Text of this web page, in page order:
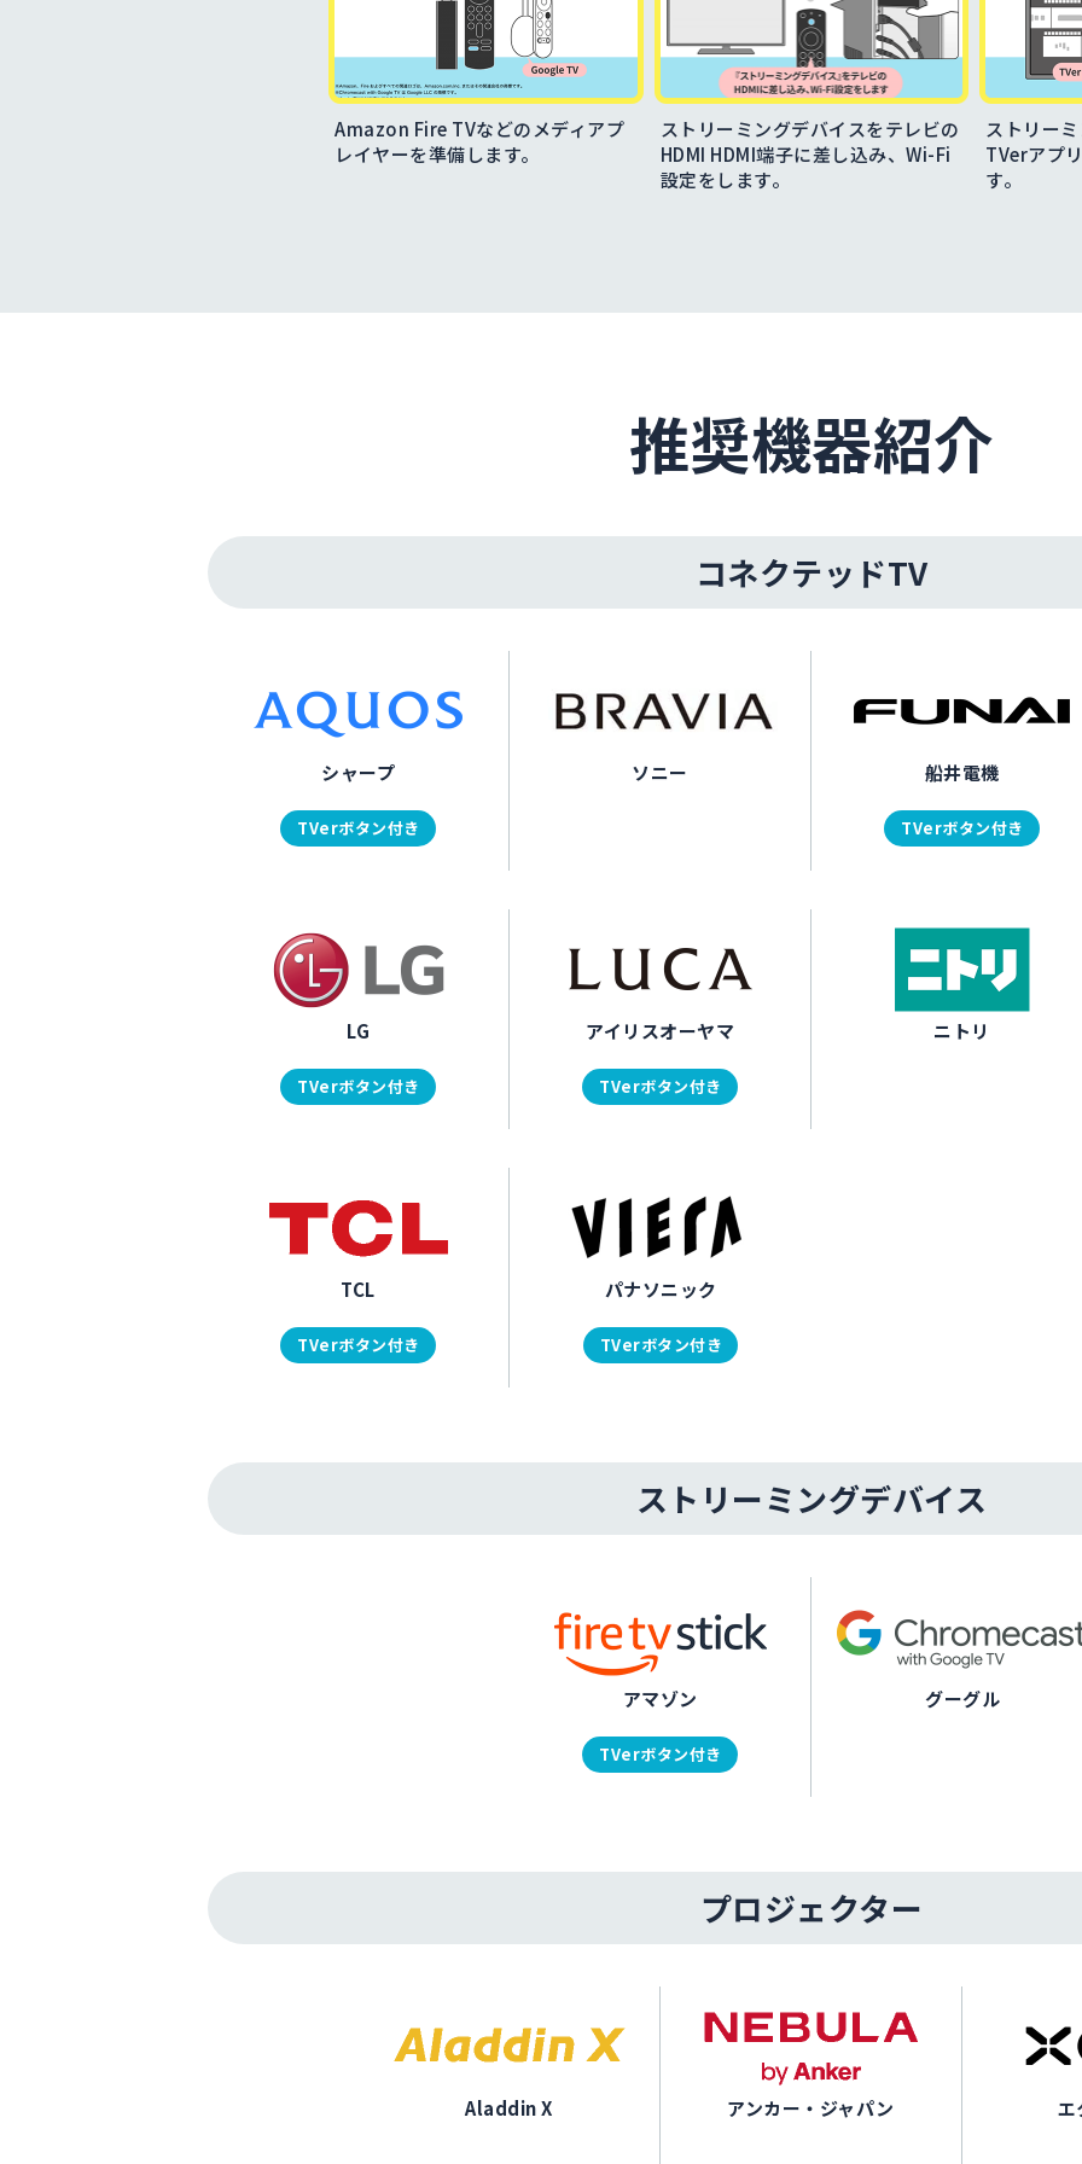
Amazon Fire TVなどのメディアプ
レイヤーを準備します。
ストリーミングデバイスをテレビの
HDMI HDMI端子に差し込み、Wi-Fi
設定をします。
ストリー
TVerアプ
す。
推奨機器紹介
コネクテッドTV
シャープ
TVerボタン付き
ソニー 船井電機
TVerボタン付き
LG
TVerボタン付き
アイリスオーヤマ
TVerボタン付き
ニトリ
TCL
TVerボタン付き
パナソニック
TVerボタン付き
ストリーミングデバイス
アマゾン
TVerボタン付き
グーグル
プロジェクター
Aladdin X アンカー・ジャパン エ